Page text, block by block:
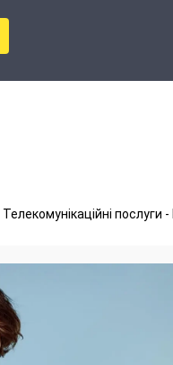
Телекомунікаційні послуги